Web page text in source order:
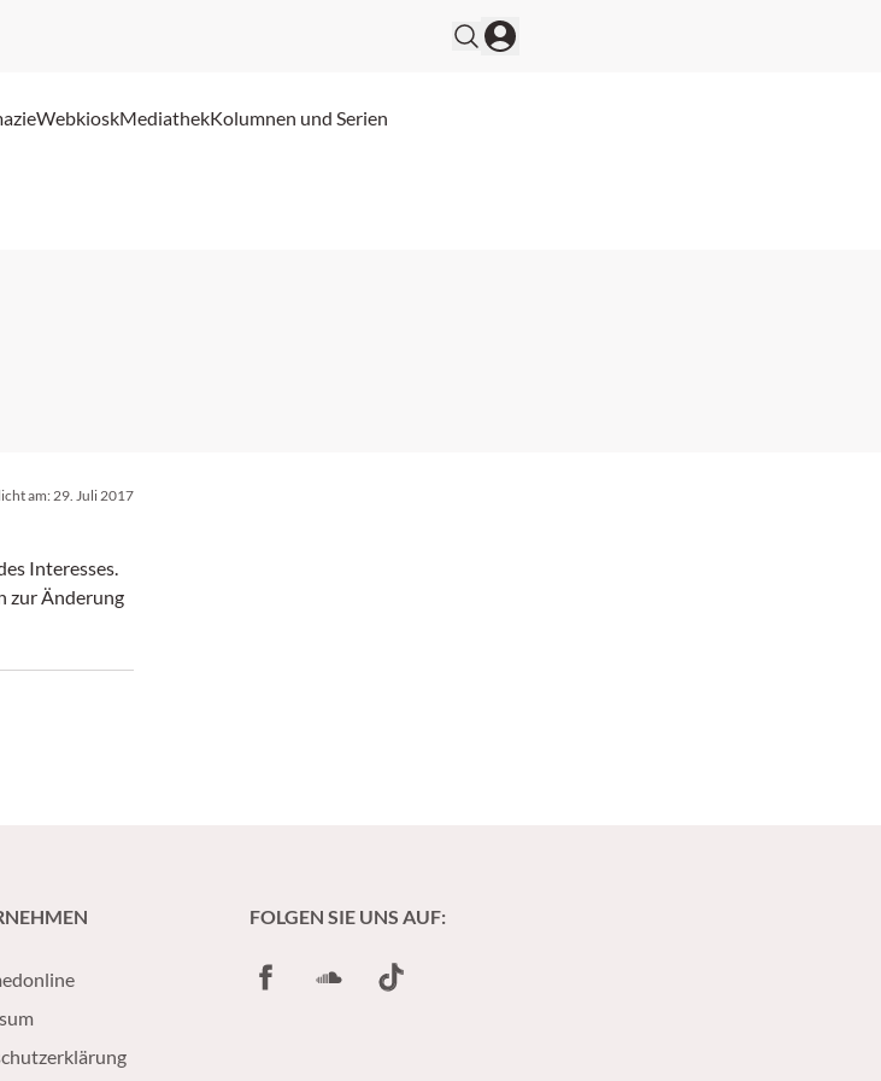
WebkioskMediathekKolumnen und Serien
am:29. Juli 2017
Interesses.
zur Änderung
FOLGEN SIE UNS AUF:
FacebookSoundCloud
TikTok